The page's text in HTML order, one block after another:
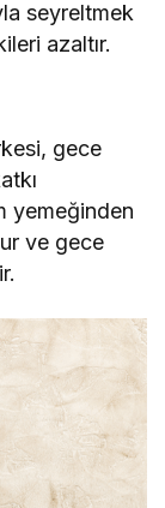
seyreltmek
azaltır.
gece
yemeğinden
ve gece